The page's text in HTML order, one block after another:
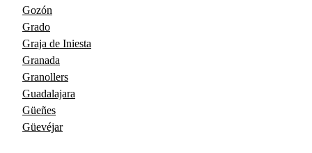
Gozón
Grado
Graja de Iniesta
Granada
Granollers
Guadalajara
Güeñes
Güevéjar